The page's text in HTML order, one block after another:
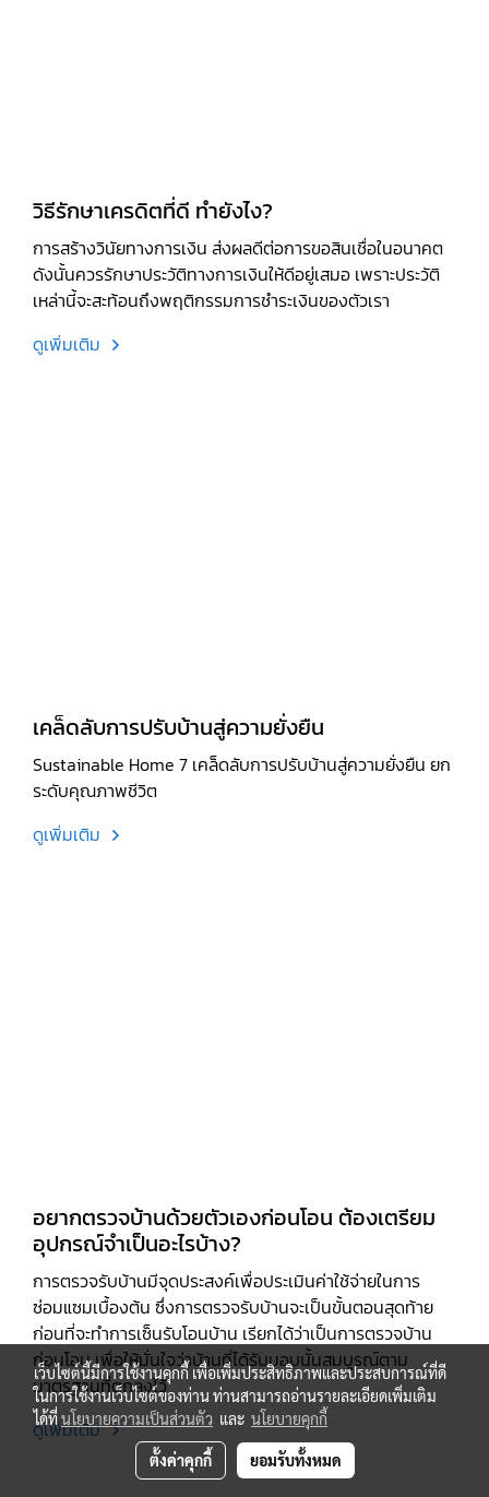
วิธีรักษาเครดิตที่ดี ทำยังไง?
การสร้างวินัยทางการเงิน ส่งผลดีต่อการขอสินเชื่อในอนาคต
ดังนั้นควรรักษาประวัติทางการเงินให้ดีอยู่เสมอ เพราะประวัติ
เหล่านี้จะสะท้อนถึงพฤติกรรมการชำระเงินของตัวเรา
ดูเพิ่มเติม
เคล็ดลับการปรับบ้านสู่ความยั่งยืน
Sustainable Home 7 เคล็ดลับการปรับบ้านสู่ความยั่งยืน ยก
ระดับคุณภาพชีวิต
ดูเพิ่มเติม
อยากตรวจบ้านด้วยตัวเองก่อนโอน ต้องเตรียม
อุปกรณ์จำเป็นอะไรบ้าง?
การตรวจรับบ้านมีจุดประสงค์เพื่อประเมินค่าใช้จ่ายในการ
ซ่อมแซมเบื้องต้น ซึ่งการตรวจรับบ้านจะเป็นขั้นตอนสุดท้าย
ก่อนที่จะทำการเซ็นรับโอนบ้าน เรียกได้ว่าเป็นการตรวจบ้าน
ก่อนโอน เพื่อให้มั่นใจว่าบ้านที่ได้รับมอบนั้นสมบูรณ์ตาม
มาตรฐานที่ตกลงไว้
ดูเพิ่มเติม
เว็บไซต์นี้มีการใช้งานคุกกี้ เพื่อเพิ่มประสิทธิภาพและประสบการณ์ที่ดี
ในการใช้งานเว็บไซต์ของท่าน ท่านสามารถอ่านรายละเอียดเพิ่มเติม
ได้ที่นโยบายความเป็นส่วนตัว และ นโยบายคุกกี้
ตั้งค่าคุกกี้ ยอมรับทั้งหมด